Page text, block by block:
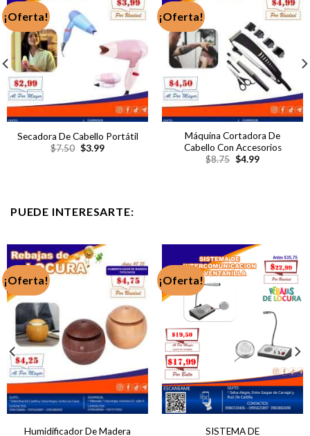
¡Oferta!
Secadora De Cabello Portátil
$7.50 El
$3.99El
¡Oferta!
Máquina Cortadora De
Cabello Con Accesorios
$8.75 El
$4.99El
PUEDE INTERESARTE:
¡Oferta!
Humidificador De Madera
¡Oferta!
SISTEMA DE